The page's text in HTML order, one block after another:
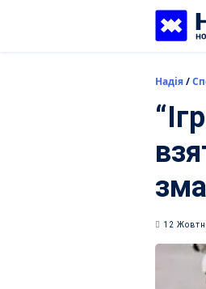
Надія/
12